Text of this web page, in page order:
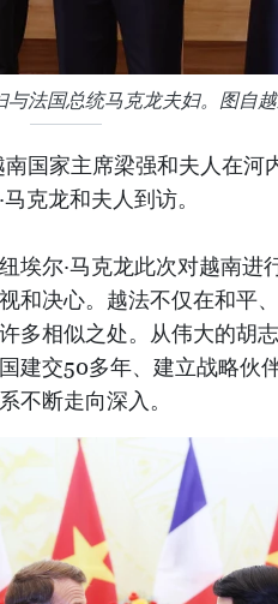
与法国总统马克龙夫妇。图自
国家主席梁强和夫人在河
克龙和夫人到访。
埃尔·马克龙此次对越南进
和决心。越法不仅在和平
多相似之处。从伟大的胡
建交50多年、建立战略伙
不断走向深入。